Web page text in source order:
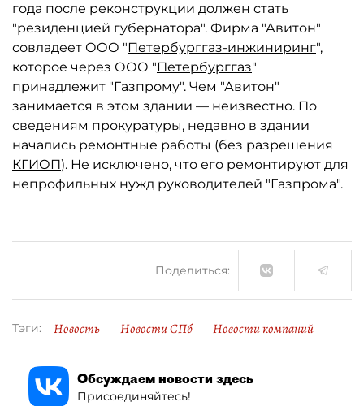
года после реконструкции должен стать
"резиденцией губернатора". Фирма "Авитон"
совладеет ООО "Петербурггаз-инжиниринг",
которое через ООО "Петербурггаз"
принадлежит "Газпрому". Чем "Авитон"
занимается в этом здании — неизвестно. По
сведениям прокуратуры, недавно в здании
начались ремонтные работы (без разрешения
КГИОП). Не исключено, что его ремонтируют для
непрофильных нужд руководителей "Газпрома".
Поделиться:
Тэги: Новость Новости СПб Новости компаний
Обсуждаем новости здесь
Присоединяйтесь!